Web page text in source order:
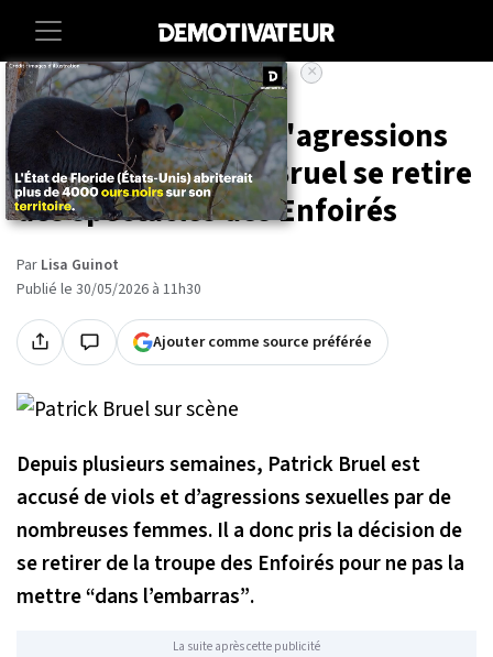
Accueil Entertainment People
Accusé de viols et d'agressions
sexuelles, Patrick Bruel se retire
des spectacles des Enfoirés
Par Lisa Guinot
Publié le 30/05/2026 à 11h30
Ajouter comme source préférée
Depuis plusieurs semaines, Patrick Bruel est
accusé de viols et d’agressions sexuelles par de
nombreuses femmes. Il a donc pris la décision de
se retirer de la troupe des Enfoirés pour ne pas la
mettre“dans l’embarras”.
La suite après cette publicité
×